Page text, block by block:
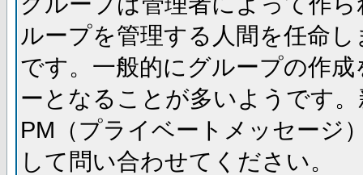
ループを管理する人間を任命
です。一般的にグループの作
ーとなることが多いようです
PM（プライベートメッセージ
して問い合わせてください。